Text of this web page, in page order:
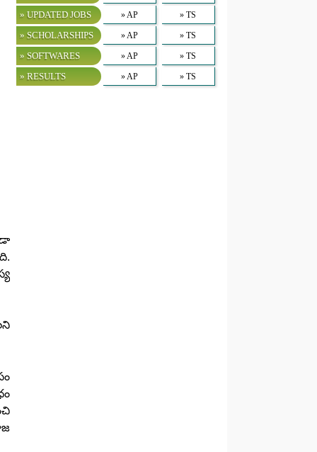
» UPDATED JOBS » AP » TS
» SCHOLARSHIPS » AP » TS
» SOFTWARES » AP » TS
» RESULTS » AP » TS